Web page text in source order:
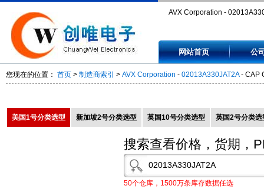
AVX Corporation -
- 02013A330JAT2A
网站首页 公
您现在的位置： 首页 > 制造商索引 > AVX Corporation - 02013A330JAT2A- CAP
美国1号分类选型 新加坡2号分类选型 英国10号分类选型 英国2号分类选
搜索查看价格，货期，
50个仓库，1500万条库存数据任选